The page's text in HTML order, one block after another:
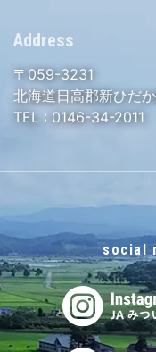
Address
〒059-3231
北海道日高郡新ひだ
TEL : 0146-34-2011
social